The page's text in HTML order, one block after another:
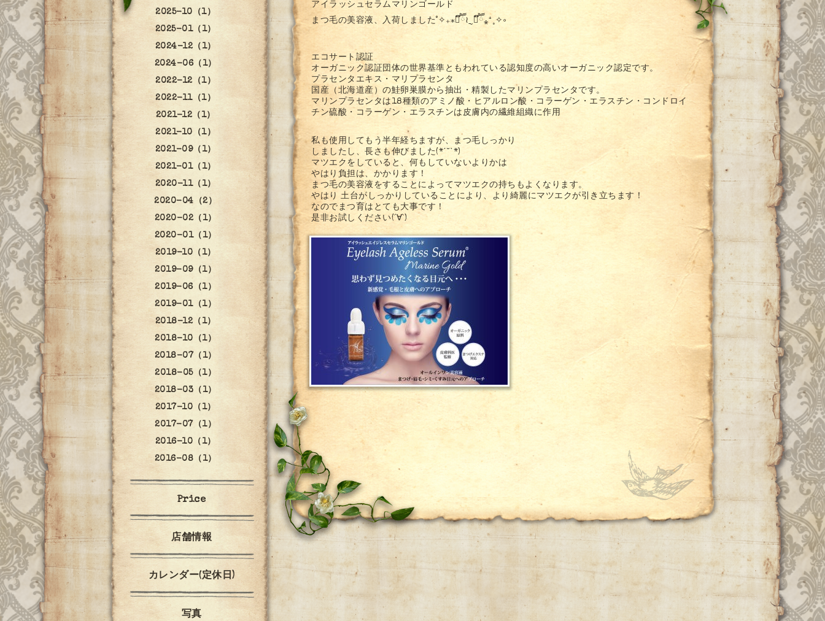
アイラッシュセラムマリンゴールド
まつ毛の美容液、入荷しました˚✧₊⁎❝᷀ົཽ≀ˍ̮ ❝᷀ົཽ⁎⁺˳✧༚
エコサート認証
オーガニック認証団体の世界基準ともわれている認知度の高いオーガニック認定です。
プラセンタエキス・マリプラセンタ
国産（北海道産）の鮭卵巣膜から抽出・精製したマリンプラセンタです。
マリンプラセンタは18種類のアミノ酸・ヒアルロン酸・コラーゲン・エラスチン・コンドロイ
チン硫酸・コラーゲン・エラスチンは皮膚内の繊維組織に作用
私も使用してもう半年経ちますが、まつ毛しっかり
しましたし、長さも伸びました(*ˊ˘ˋ*)
マツエクをしていると、何もしていないよりかは
やはり負担は、かかります！
まつ毛の美容液をすることによってマツエクの持ちもよくなります。
やはり 土台がしっかりしていることにより、より綺麗にマツエクが引き立ちます！
なのでまつ育はとても大事です！
是非お試しください(´∀`)
2025-10（1）
2025-01（1）
2024-12（1）
2024-06（1）
2022-12（1）
2022-11（1）
2021-12（1）
2021-10（1）
2021-09（1）
2021-01（1）
2020-11（1）
2020-04（2）
2020-02（1）
2020-01（1）
2019-10（1）
2019-09（1）
2019-06（1）
2019-01（1）
2018-12（1）
2018-10（1）
2018-07（1）
2018-05（1）
2018-03（1）
2017-10（1）
2017-07（1）
2016-10（1）
2016-08（1）
Price
店舗情報
カレンダー(定休日)
写真